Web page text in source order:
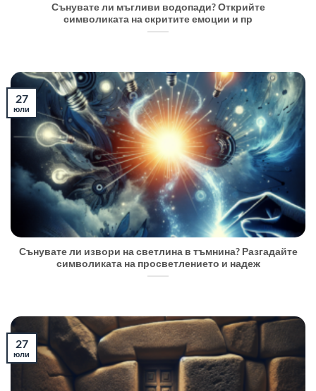
Сънувате ли мъгливи водопади? Открийте
символиката на скритите емоции и пр
Сънувате ли извори на светлина в тъмнина? Разгадайте
символиката на просветлението и надеж
27
юли
27
юли